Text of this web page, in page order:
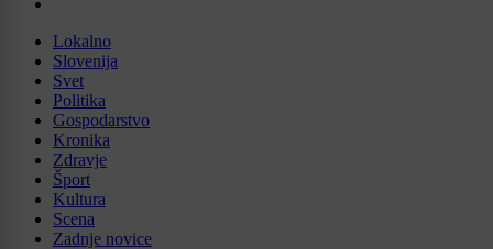
Lokalno
Slovenija
Svet
Politika
Gospodarstvo
Kronika
Zdravje
Šport
Kultura
Scena
Zadnje novice